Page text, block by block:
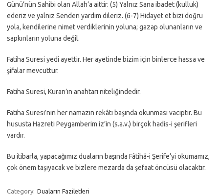
Günü’nün Sahibi olan Allah’a aittir. (5) Yalnız Sana ibadet (kulluk)
ederiz ve yalnız Senden yardım dileriz. (6-7) Hidayet et bizi doğru
yola, kendilerine nimet verdiklerinin yoluna; gazap olunanların ve
sapkınların yoluna değil.
Fatiha Suresi yedi ayettir. Her ayetinde bizim için binlerce hassa ve
şifalar mevcuttur.
Fatiha Suresi, Kuran’ın anahtarı niteliğindedir.
Fatiha Suresi’nin her namazın rekâtı başında okunması vaciptir. Bu
hususta Hazreti Peygamberim iz’in (s.a.v.) birçok hadis-i şerifleri
vardır.
Bu itibarla, yapacağımız duaların başında Fâtihâ-i Şerife’yi okumamız,
çok önem taşıyacak ve bizlere mezarda da şefaat öncüsü olacaktır.
Category: Duaların Faziletleri